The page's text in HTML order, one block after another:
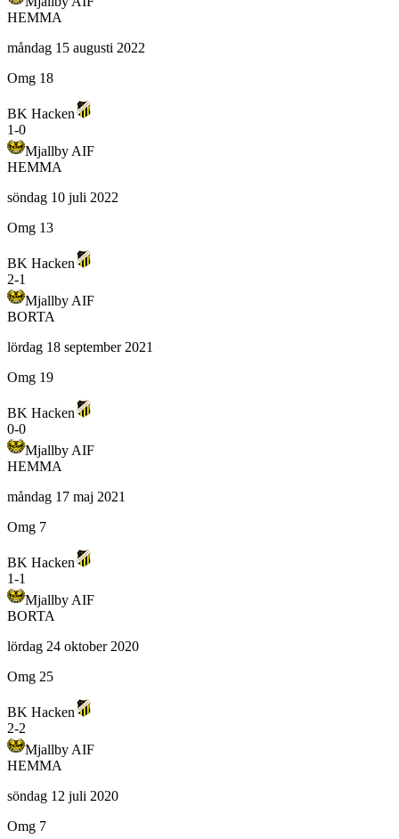
HEMMA
måndag 15 augusti 2022
Omg 18
BK Hacken
1-0
Mjallby AIF
HEMMA
söndag 10 juli 2022
Omg 13
BK Hacken
2-1
Mjallby AIF
BORTA
lördag 18 september 2021
Omg 19
BK Hacken
0-0
Mjallby AIF
HEMMA
måndag 17 maj 2021
Omg 7
BK Hacken
1-1
Mjallby AIF
BORTA
lördag 24 oktober 2020
Omg 25
BK Hacken
2-2
Mjallby AIF
HEMMA
söndag 12 juli 2020
Omg 7